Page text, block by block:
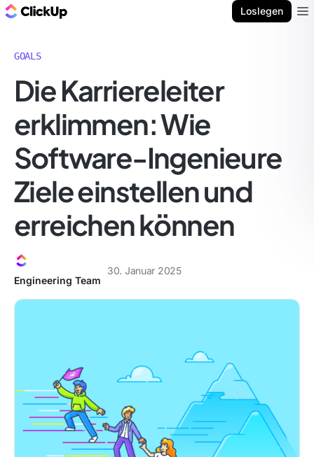
Loslegen
GOALS
Die Karriereleiter
erklimmen: Wie
Software-Ingenieure
Ziele einstellen und
erreichen können
Engineering Team
30. Januar 2025